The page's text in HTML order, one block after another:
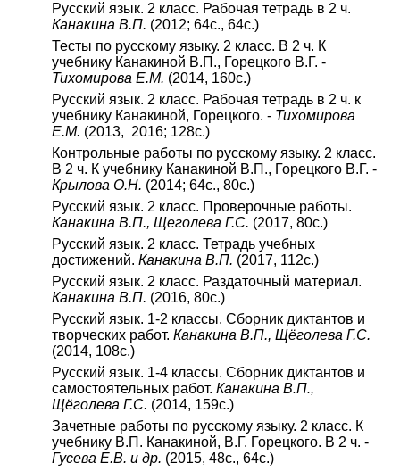
Русский язык. 2 класс. Рабочая тетрадь в 2 ч.
Канакина В.П. (2012; 64с., 64с.)
Тесты по русскому языку. 2 класс. В 2 ч. К
учебнику Канакиной В.П., Горецкого В.Г. -
Тихомирова Е.М. (2014, 160с.)
Русский язык. 2 класс. Рабочая тетрадь в 2 ч. к
учебнику Канакиной, Горецкого. - Тихомирова
Е.М. (2013, 2016; 128с.)
Контрольные работы по русскому языку. 2 класс.
В 2 ч. К учебнику Канакиной В.П., Горецкого В.Г. -
Крылова О.Н. (2014; 64с., 80с.)
Русский язык. 2 класс. Проверочные работы.
Канакина В.П., Щеголева Г.С. (2017, 80с.)
Русский язык. 2 класс. Тетрадь учебных
достижений. Канакина В.П. (2017, 112с.)
Русский язык. 2 класс. Раздаточный материал.
Канакина В.П. (2016, 80с.)
Русский язык. 1-2 классы. Сборник диктантов и
творческих работ. Канакина В.П., Щёголева Г.С.
(2014, 108с.)
Русский язык. 1-4 классы. Сборник диктантов и
самостоятельных работ. Канакина В.П.,
Щёголева Г.С. (2014, 159с.)
Зачетные работы по русскому языку. 2 класс. К
учебнику В.П. Канакиной, В.Г. Горецкого. В 2 ч. -
Гусева Е.В. и др. (2015, 48с., 64с.)